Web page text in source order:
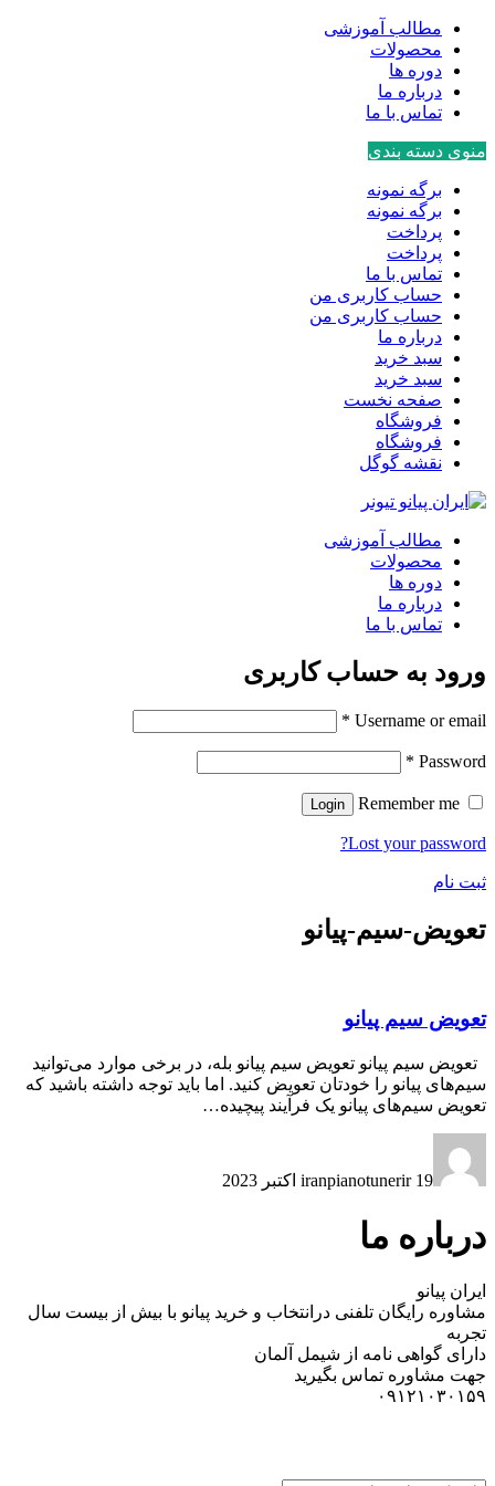
مطالب آموزشی
محصولات
دوره ها
درباره ما
تماس با ما
منوی دسته بندی
برگه نمونه
برگه نمونه
پرداخت
پرداخت
تماس با ما
حساب کاربری من
حساب کاربری من
درباره ما
سبد خرید
سبد خرید
صفحه نخست
فروشگاه
فروشگاه
نقشه گوگل
مطالب آموزشی
محصولات
دوره ها
درباره ما
تماس با ما
ورود به حساب کاربری
Username or email
*
Password
*
Remember me
Login
Lost your password?
ثبت نام
تعویض-سیم-پیانو
تعویض سیم پیانو
تعویض سیم پیانو تعویض سیم پیانو بله، در برخی موارد می‌توانید
سیم‌های پیانو را خودتان تعویض کنید. اما باید توجه داشته باشید که
تعویض سیم‌های پیانو یک فرآیند پیچیده…
iranpianotunerir 19 اکتبر 2023
درباره ما
ایران پیانو
مشاوره رایگان تلفنی درانتخاب و خرید پیانو با بیش از بیست سال
تجربه
دارای گواهی نامه از شیمل آلمان
جهت مشاوره تماس بگیرید
۰۹۱۲۱۰۳۰۱۵۹